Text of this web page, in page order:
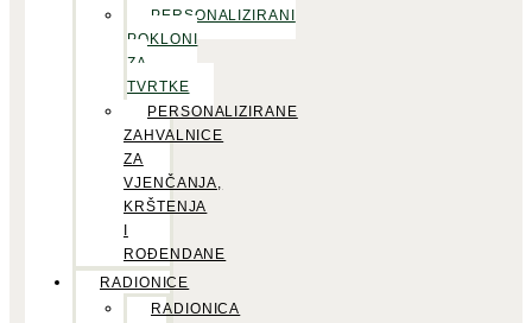
PERSONALIZIRANI
POKLONI
ZA
TVRTKE
PERSONALIZIRANE
ZAHVALNICE
ZA
VJENČANJA,
KRŠTENJA
ROĐENDANE
RADIONICE
RADIONICA